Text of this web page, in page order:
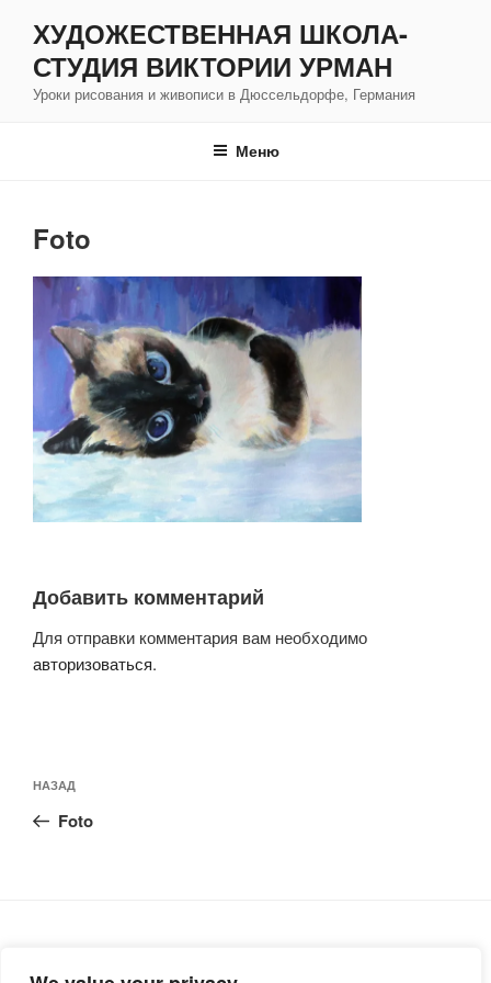
содержимому
ХУДОЖЕСТВЕННАЯ ШКОЛА-
СТУДИЯ ВИКТОРИИ УРМАН
Уроки рисования и живописи в Дюссельдорфе, Германия
Меню
Foto
Добавить комментарий
Для отправки комментария вам необходимо
авторизоваться.
по
записям
Предыдущая
запись:
НАЗАД
Foto